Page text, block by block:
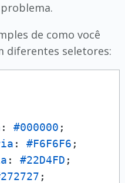
de como você
diferentes seletores:
: #000000 ;
: #F6F6F6 ;
: #22D4FD ;
;